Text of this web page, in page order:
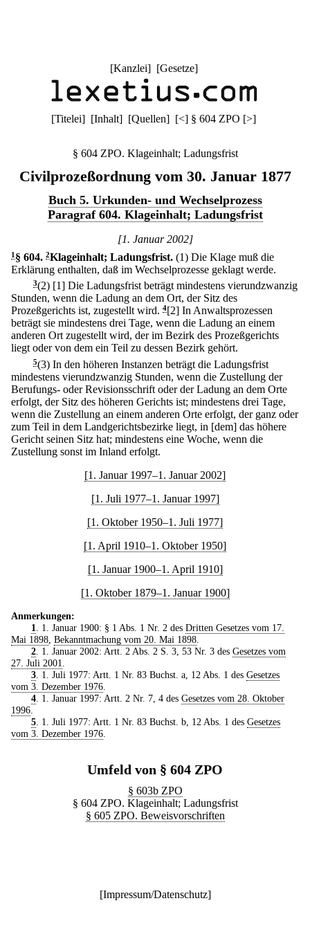
[Kanzlei] [Gesetze]
[Titelei] [Inhalt] [Quellen] [<] § 604 ZPO [>]
§ 604 ZPO. Klageinhalt; Ladungsfrist
Civilprozeßordnung vom 30. Januar 1877
Buch 5. Urkunden- und Wechselprozess
Paragraf 604. Klageinhalt; Ladungsfrist
[1. Januar 2002]
1 § 604. 2Klageinhalt; Ladungsfrist. (1) Die Klage muß die
Erklärung enthalten, daß im Wechselprozesse geklagt werde.
3(2) [1] Die Ladungsfrist beträgt mindestens vierundzwanzig
Stunden, wenn die Ladung an dem Ort, der Sitz des
Prozeßgerichts ist, zugestellt wird. 4[2] In Anwaltsprozessen
beträgt sie mindestens drei Tage, wenn die Ladung an einem
anderen Ort zugestellt wird, der im Bezirk des Prozeßgerichts
liegt oder von dem ein Teil zu dessen Bezirk gehört.
5(3) In den höheren Instanzen beträgt die Ladungsfrist
mindestens vierundzwanzig Stunden, wenn die Zustellung der
Berufungs- oder Revisionsschrift oder der Ladung an dem Orte
erfolgt, der Sitz des höheren Gerichts ist; mindestens drei Tage,
wenn die Zustellung an einem anderen Orte erfolgt, der ganz oder
zum Teil in dem Landgerichtsbezirke liegt, in [dem] das höhere
Gericht seinen Sitz hat; mindestens eine Woche, wenn die
Zustellung sonst im Inland erfolgt.
[1. Januar 1997–1. Januar 2002]
[1. Juli 1977–1. Januar 1997]
[1. Oktober 1950–1. Juli 1977]
[1. April 1910–1. Oktober 1950]
[1. Januar 1900–1. April 1910]
[1. Oktober 1879–1. Januar 1900]
Anmerkungen:
1
. 1. Januar 1900: § 1 Abs. 1 Nr. 2 des Dritten Gesetzes vom 17.
Mai 1898 Bekanntmachung vom 20. Mai 1898
2. 1. Januar 2002: Artt. 2 Abs. 2 S. 3, 53 Nr. 3 des Gesetzes vom
27. Juli 2001
3. 1. Juli 1977: Artt. 1 Nr. 83 Buchst. a, 12 Abs. 1 des Gesetzes
vom 3. Dezember 1976
4. 1. Januar 1997: Artt. 2 Nr. 7, 4 des Gesetzes vom 28. Oktober
1996
5. 1. Juli 1977: Artt. 1 Nr. 83 Buchst. b, 12 Abs. 1 des Gesetzes
vom 3. Dezember 1976
Umfeld von § 604 ZPO
§ 603b ZPO
§ 604 ZPO. Klageinhalt; Ladungsfrist
§ 605 ZPO. Beweisvorschriften
[Impressum/Datenschutz]